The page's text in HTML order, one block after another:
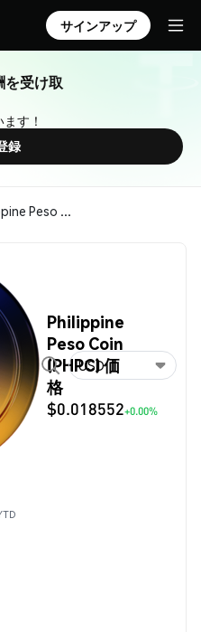
サインアップ
を受け取
す！
録
PHPC (Philippine Peso Coin)
Philippine
Peso Coin
(PHPC) 価
格
$0.018552+0.00%
USD